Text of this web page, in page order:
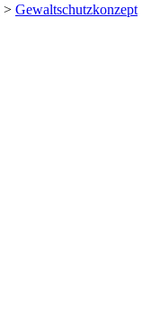
> Gewaltschutzkonzept